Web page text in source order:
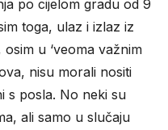
po cijelom gradu od 9
toga, ulaz i izlaz iz
u ‘veoma važnim
nisu morali nositi
s posla. No neki su
ali samo u slučaju